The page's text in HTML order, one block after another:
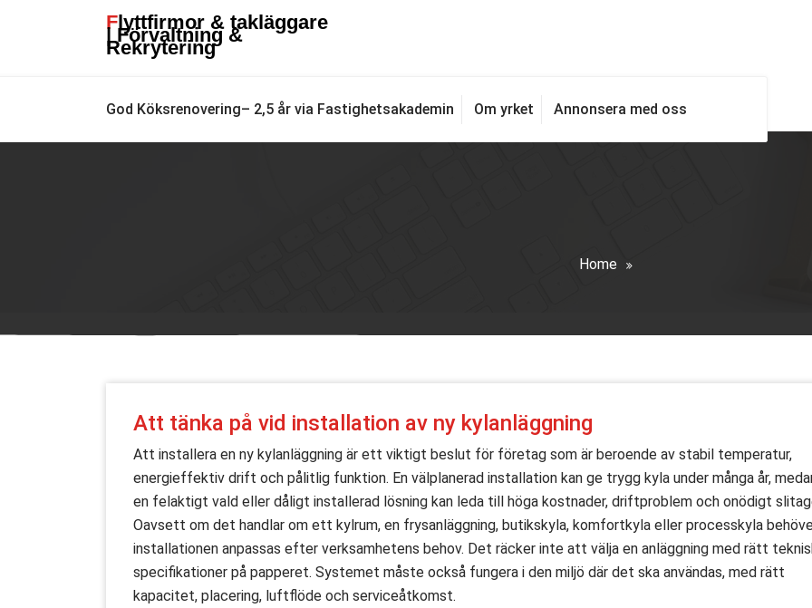
Flyttfirmor & takläggare
| Förvaltning &
Rekrytering
God Köksrenovering– 2,5 år via Fastighetsakademin Om yrket Annonsera med oss
Home
Att tänka på vid installation av ny kylanläggning
Att installera en ny kylanläggning är ett viktigt beslut för företag som är beroende av stabil temperatur,
energieffektiv drift och pålitlig funktion. En välplanerad installation kan ge trygg kyla under många år,
en felaktigt vald eller dåligt installerad lösning kan leda till höga kostnader, driftproblem och onödigt
Oavsett om det handlar om ett kylrum, en frysanläggning, butikskyla, komfortkyla eller processkyla
installationen anpassas efter verksamhetens behov. Det räcker inte att välja en anläggning med rätt
specifikationer på papperet. Systemet måste också fungera i den miljö där det ska användas, med rätt
kapacitet, placering, luftflöde och serviceåtkomst.